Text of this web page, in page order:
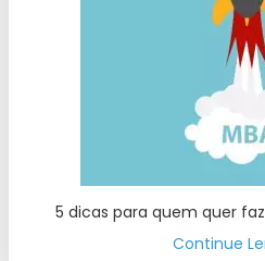
5 dicas para quem quer
Continue